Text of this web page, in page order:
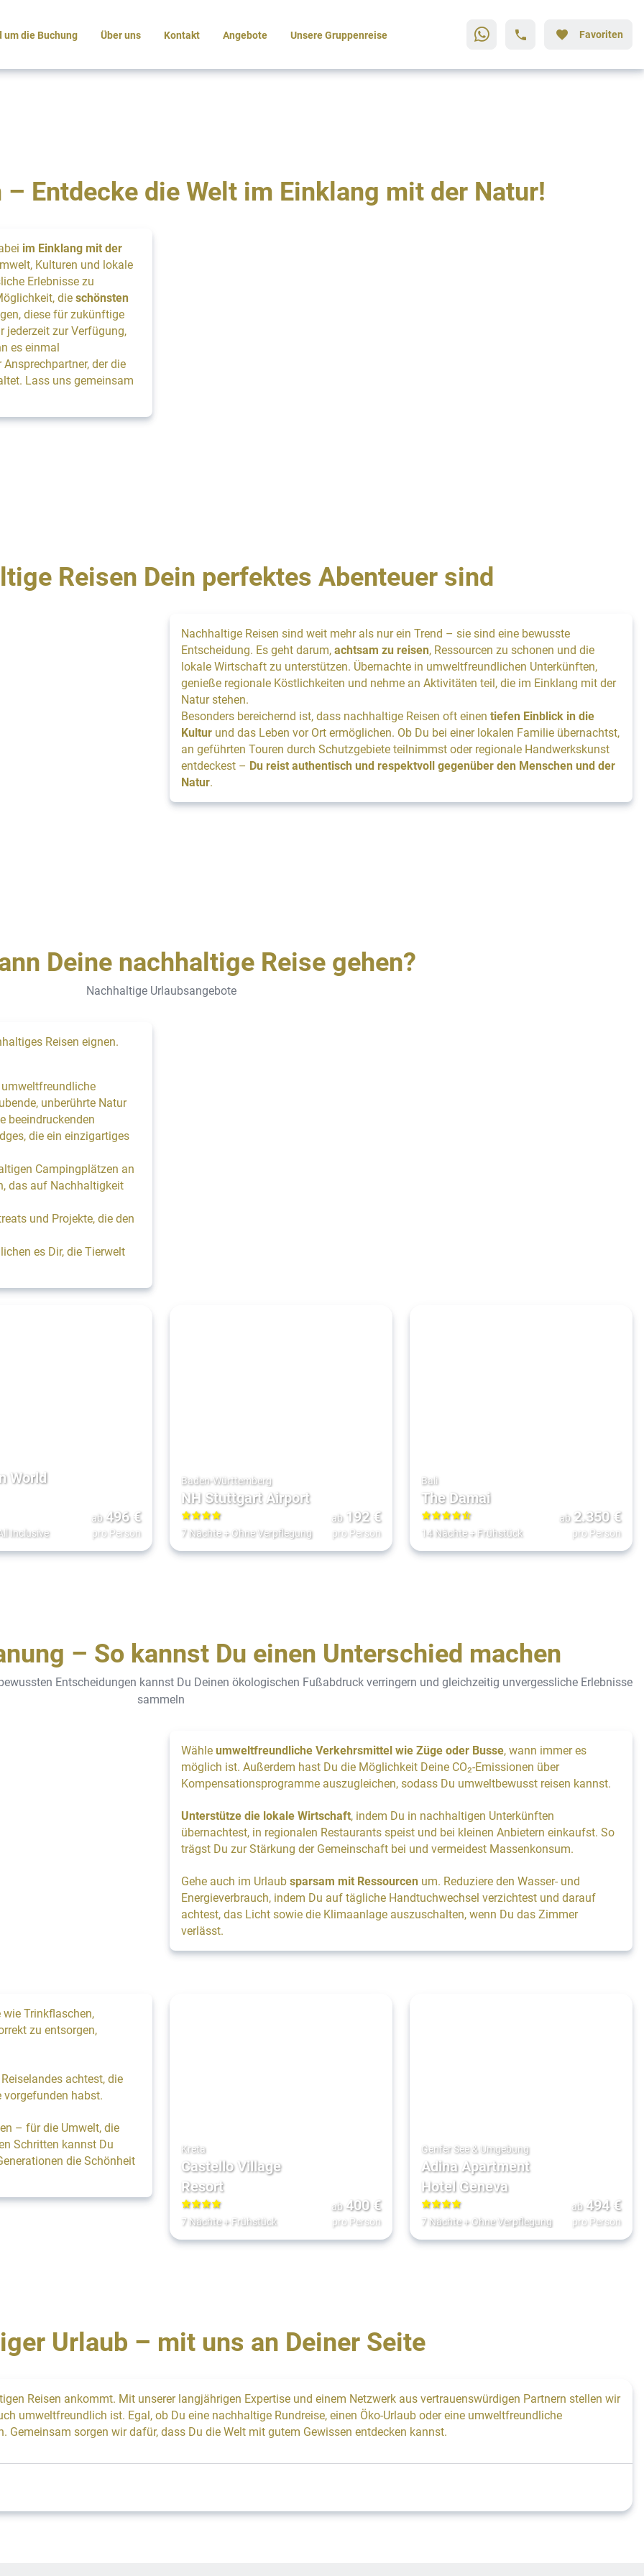
um die Buchung Über uns Kontakt Angebote Unsere Gruppenreise Favoriten
Entdecke die Welt im Einklang mit der Natur!
im Einklang mit der
Kulturen und lokale
Erlebnisse zu
dieschönsten
diese für zukünftige
jederzeit zur Verfügung,
es einmal
der die
Lass uns gemeinsam
Reisen Dein perfektes Abenteuer sind
Nachhaltige Reisen sind weit mehr als nur ein Trend – sie sind eine bewusste
Entscheidung. Es geht darum,achtsam zu reisen, Ressourcen zu schonen und die
lokale Wirtschaft zu unterstützen. Übernachte in umweltfreundlichen Unterkünften,
genieße regionale Köstlichkeiten und nehme an Aktivitäten teil, die im Einklang mit der
Natur stehen.
Besonders bereichernd ist, dass nachhaltige Reisen oft einen tiefen Einblick in die
Kultur und das Leben vor Ort ermöglichen. Ob Du bei einer lokalen Familie übernachtst,
an geführten Touren durch Schutzgebiete teilnimmst oder regionale Handwerkskunst
entdeckest – Du reist authentisch und respektvoll gegenüber den Menschen und der
Natur.
Deine nachhaltige Reise gehen?
Nachhaltige Urlaubsangebote
Reisen eignen.
unberührte Natur
beeindruckenden
die ein einzigartiges
Campingplätzen an
das auf Nachhaltigkeit
und Projekte, die den
es Dir, die Tierwelt
World
Inclusive
ab 496€
pro Person
Baden-Württemberg
NH Stuttgart Airport
4
7 Nächte+ Ohne Verpflegung
ab 192€
pro Person
Bali
The Damai
4.5
14 Nächte+ Frühstück
ab 2.350€
pro Person
– So kannst Du einen Unterschied machen
Entscheidungen kannst Du Deinen ökologischen Fußabdruck verringern und gleichzeitig unvergessliche Erlebnisse
sammeln
Wähleumweltfreundliche Verkehrsmittel wie Züge oder Busse, wann immer es
möglich ist. Außerdem hast Du die Möglichkeit Deine CO₂-Emissionen über
Kompensationsprogramme auszugleichen, sodass Du umweltbewusst reisen kannst.
Unterstütze die lokale Wirtschaft, indem Du in nachhaltigen Unterkünften
übernachtest, in regionalen Restaurants speist und bei kleinen Anbietern einkaufst. So
trägst Du zur Stärkung der Gemeinschaft bei und vermeidest Massenkonsum.
Gehe auch im Urlaubsparsam mit Ressourcen um. Reduziere den Wasser- und
Energieverbrauch, indem Du auf tägliche Handtuchwechsel verzichtest und darauf
achtest, das Licht sowie die Klimaanlage auszuschalten, wenn Du das Zimmer
verlässt.
wie Trinkflaschen,
zu entsorgen,
achtest, die
vorgefunden habst.
– für die Umwelt, die
Schritten kannst Du
die Schönheit
Kreta
Castello Village
Resort
4
7 Nächte+ Frühstück
ab 400€
pro Person
Genfer See & Umgebung
Adina Apartment
Hotel Geneva
4
7 Nächte+ Ohne Verpflegung
ab 494€
pro Person
Urlaub – mit uns an Deiner Seite
Reisen ankommt. Mit unserer langjährigen Expertise und einem Netzwerk aus vertrauenswürdigen Partnern stellen wir
umweltfreundlich ist. Egal, ob Du eine nachhaltige Rundreise, einen Öko-Urlaub oder eine umweltfreundliche
sorgen wir dafür, dass Du die Welt mit gutem Gewissen entdecken kannst.